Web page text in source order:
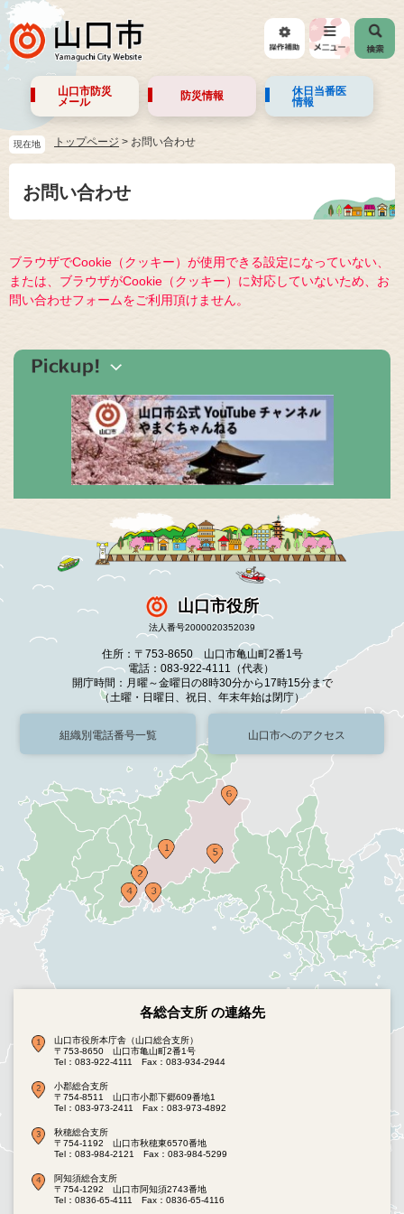
山口市防災
メール
防災情報
休日当番医
情報
現在地 トップページ > お問い合わせ
お問い合わせ
ブラウザでCookie（クッキー）が使用できる設定になっていない、
または、ブラウザがCookie（クッキー）に対応していないため、お
問い合わせフォームをご利用頂けません。
山口市役所
法人番号2000020352039
住所：〒753-8650 山口市亀山町2番1号
電話：083-922-4111（代表）
開庁時間：月曜～金曜日の8時30分から17時15分まで
（土曜・日曜日、祝日、年末年始は閉庁）
組織別電話番号一覧 山口市へのアクセス
各総合支所 の連絡先
山口市役所本庁舎（山口総合支所）
〒753-8650 山口市亀山町2番1号
Tel：083-922-4111
Fax：083-934-2944
小郡総合支所
〒754-8511 山口市小郡下郷609番地1
Tel：083-973-2411
Fax：083-973-4892
秋穂総合支所
〒754-1192 山口市秋穂東6570番地
Tel：083-984-2121
Fax：083-984-5299
阿知須総合支所
〒754-1292 山口市阿知須2743番地
Tel：0836-65-4111
Fax：0836-65-4116